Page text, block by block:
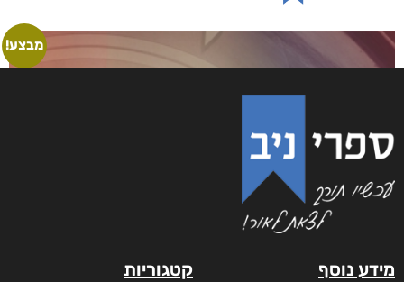
מבצע!
מידע נוסף קטגוריות